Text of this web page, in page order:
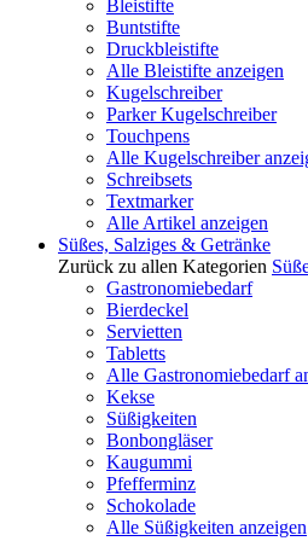
Bleistifte
Buntstifte
Druckbleistifte
Alle Bleistifte anzeigen
Kugelschreiber
Parker Kugelschreiber
Touchpens
Alle Kugelschreiber
Schreibsets
Textmarker
Alle Artikel anzeigen
Süßes, Salziges & Getränke
Zurück zu allen Kategorien
Gastronomiebedarf
Bierdeckel
Servietten
Tabletts
Alle Gastronomiebedarf
Kekse
Süßigkeiten
Bonbongläser
Kaugummi
Pfefferminz
Schokolade
Alle Süßigkeiten anzeigen